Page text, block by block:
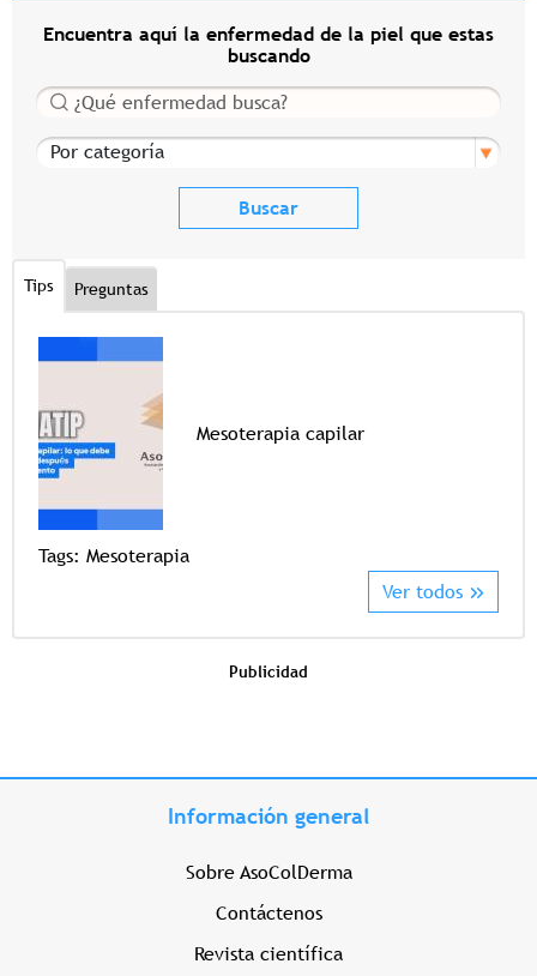
Encuentra aquí la enfermedad de la piel que estas
buscando
Buscar
Por categoría
Tips Preguntas
Mesoterapia capilar
Tags: Mesoterapia
Ver todos
Publicidad
Información general
Sobre AsoColDerma
Contáctenos
Revista científica